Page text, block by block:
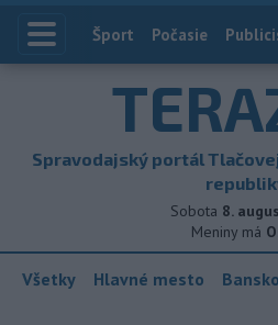
Index
Šport Počasie
Spravodajský portál
Sobota 8.
Meniny má
Všetky Hlavné mesto